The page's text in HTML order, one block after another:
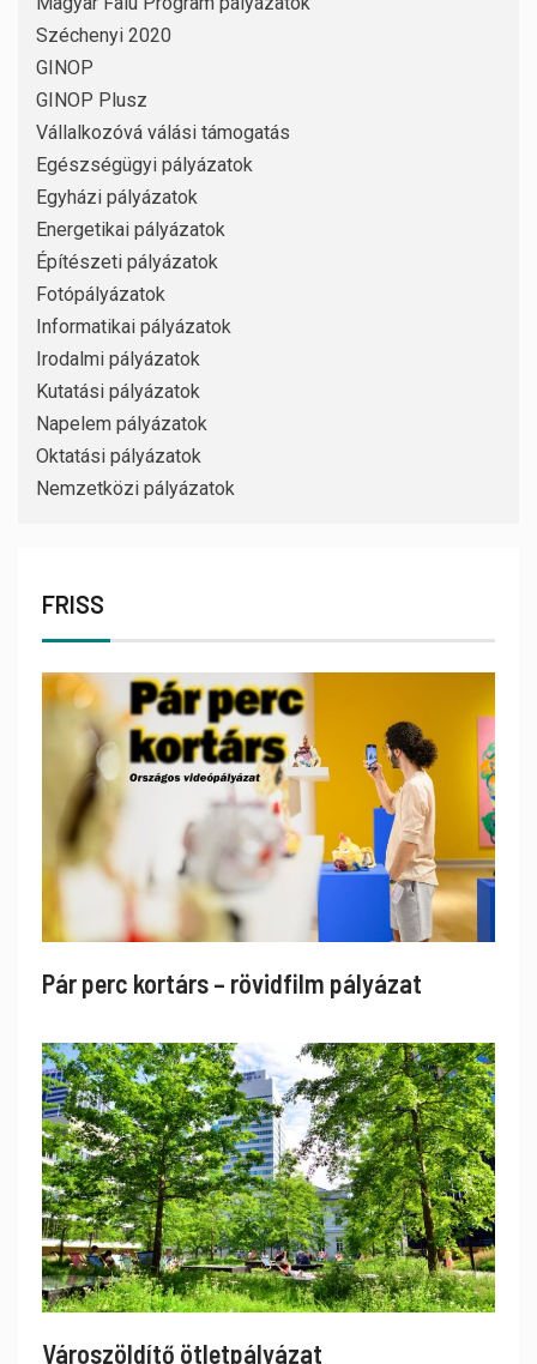
Széchenyi 2020
GINOP
GINOP Plusz
Vállalkozóvá válási támogatás
Egészségügyi pályázatok
Egyházi pályázatok
Energetikai pályázatok
Építészeti pályázatok
Fotópályázatok
Informatikai pályázatok
Irodalmi pályázatok
Kutatási pályázatok
Napelem pályázatok
Oktatási pályázatok
Nemzetközi pályázatok
FRISS
Pár perc kortárs – rövidfilm pályázat
Városzöldítő ötletpályázat